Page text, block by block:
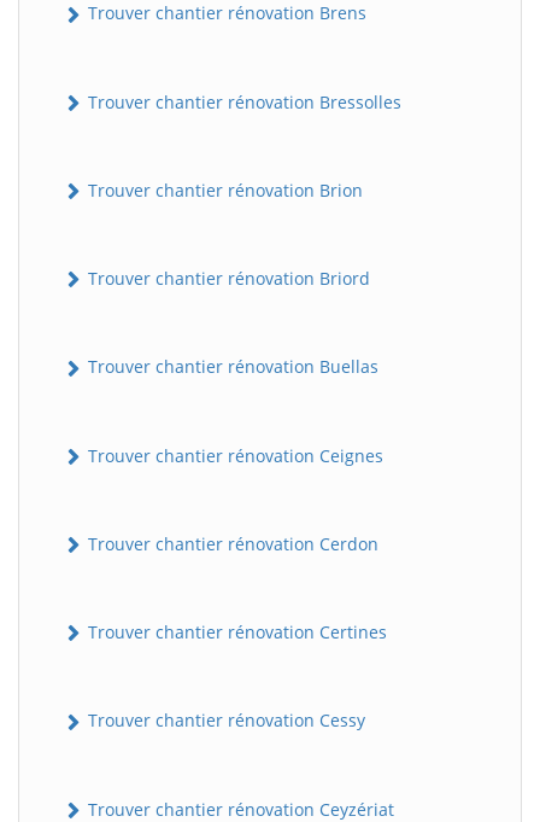
Trouver chantier rénovation Brens
Trouver chantier rénovation Bressolles
Trouver chantier rénovation Brion
Trouver chantier rénovation Briord
Trouver chantier rénovation Buellas
Trouver chantier rénovation Ceignes
Trouver chantier rénovation Cerdon
Trouver chantier rénovation Certines
Trouver chantier rénovation Cessy
Trouver chantier rénovation Ceyzériat